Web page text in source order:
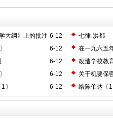
6-12
大纲》上的批注
七律·洪都
6-12
在一九六五
6-12
改造学校教
6-12
关于机要保
6-12
〕 给陈伯达〔